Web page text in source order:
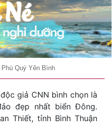
Phú Quý Yên Bình
giả CNN bình chọn là
đẹp nhất biển Đông.
Thiết, tỉnh Bình Thuận